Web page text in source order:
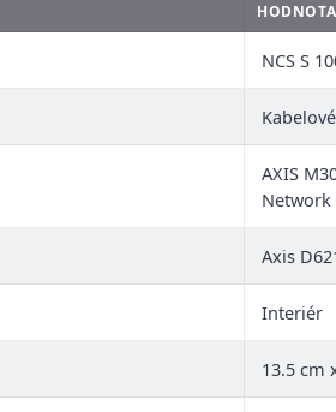
HODNOTA
NCS S
Kabelové
AXIS
Network
Axis
Interiér
13.5 cm